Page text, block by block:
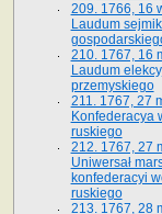
209. 1766, 16
Laudum
210. 1767, 16
Laudum
przemyskiego
211. 1767, 27
Konfederacya
ruskiego
212. 1767, 27
Uniwersał
konfederacyi
ruskiego
213. 1767, 28